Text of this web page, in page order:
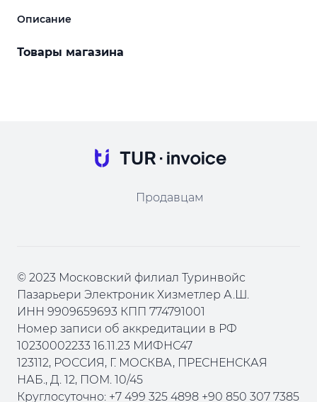
Описание
Товары магазина
Продавцам
© 2023 Московский филиал Туринвойс
Пазарьери Электроник Хизметлер А.Ш.
ИНН 9909659693 КПП 774791001
Номер записи об аккредитации в РФ
10230002233 16.11.23 МИФНС47
123112, РОССИЯ, Г. МОСКВА, ПРЕСНЕНСКАЯ
НАБ., Д. 12, ПОМ. 10/45
Круглосуточно: +7 499 325 4898 +90 850 307 7385